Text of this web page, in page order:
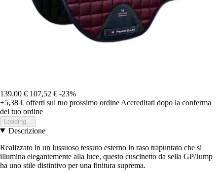
139,00 € 107,52 € -23%
+5,38 € offerti sul tuo prossimo ordine Accreditati dopo la conferma
del tuo ordine
Loading...
Descrizione
Realizzato in un lussuoso tessuto esterno in raso trapuntato che si
illumina elegantemente alla luce, questo cuscinetto da sella GP/Jump
ha uno stile distintivo per una finitura suprema.